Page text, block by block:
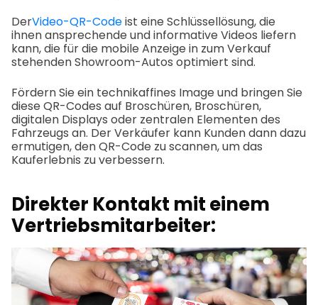
DerVideo-QR-Codeist eine Schlüssellösung, die
ihnen ansprechende und informative Videos liefern
kann, die für die mobile Anzeige in zum Verkauf
stehenden Showroom-Autos optimiert sind.
Fördern Sie ein technikaffines Image und bringen Sie
diese QR-Codes auf Broschüren, Broschüren,
digitalen Displays oder zentralen Elementen des
Fahrzeugs an. Der Verkäufer kann Kunden dann dazu
ermutigen, den QR-Code zu scannen, um das
Kauferlebnis zu verbessern.
Direkter Kontakt mit einem
Vertriebsmitarbeiter: